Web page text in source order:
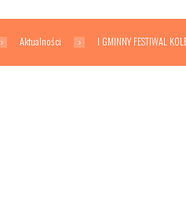
Aktualności I GMINNY FESTIWAL